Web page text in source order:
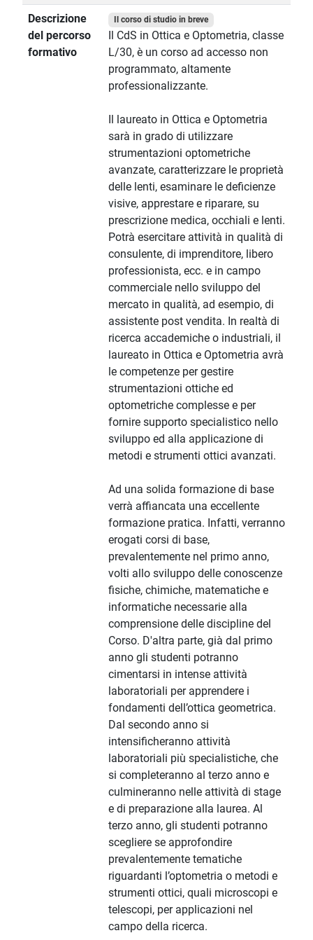
Descrizione
del percorso
formativo
Il corso di studio in breve
Il CdS in Ottica e Optometria, classe
L/30, è un corso ad accesso non
programmato, altamente
professionalizzante.
Il laureato in Ottica e Optometria
sarà in grado di utilizzare
strumentazioni optometriche
avanzate, caratterizzare le proprietà
delle lenti, esaminare le deficienze
visive, apprestare e riparare, su
prescrizione medica, occhiali e lenti.
Potrà esercitare attività in qualità di
consulente, di imprenditore, libero
professionista, ecc. e in campo
commerciale nello sviluppo del
mercato in qualità, ad esempio, di
assistente post vendita. In realtà di
ricerca accademiche o industriali, il
laureato in Ottica e Optometria avrà
le competenze per gestire
strumentazioni ottiche ed
optometriche complesse e per
fornire supporto specialistico nello
sviluppo ed alla applicazione di
metodi e strumenti ottici avanzati.
Ad una solida formazione di base
verrà affiancata una eccellente
formazione pratica. Infatti, verranno
erogati corsi di base,
prevalentemente nel primo anno,
volti allo sviluppo delle conoscenze
fisiche, chimiche, matematiche e
informatiche necessarie alla
comprensione delle discipline del
Corso. D'altra parte, già dal primo
anno gli studenti potranno
cimentarsi in intense attività
laboratoriali per apprendere i
fondamenti dell’ottica geometrica.
Dal secondo anno si
intensificheranno attività
laboratoriali più specialistiche, che
si completeranno al terzo anno e
culmineranno nelle attività di stage
e di preparazione alla laurea. Al
terzo anno, gli studenti potranno
scegliere se approfondire
prevalentemente tematiche
riguardanti l’optometria o metodi e
strumenti ottici, quali microscopi e
telescopi, per applicazioni nel
campo della ricerca.